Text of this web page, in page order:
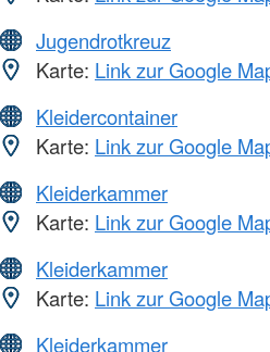
Jugendrotkreuz
Karte: Link zur Google
Kleidercontainer
Karte: Link zur Google
Kleiderkammer
Karte: Link zur Google
Kleiderkammer
Karte: Link zur Google
Kleiderkammer